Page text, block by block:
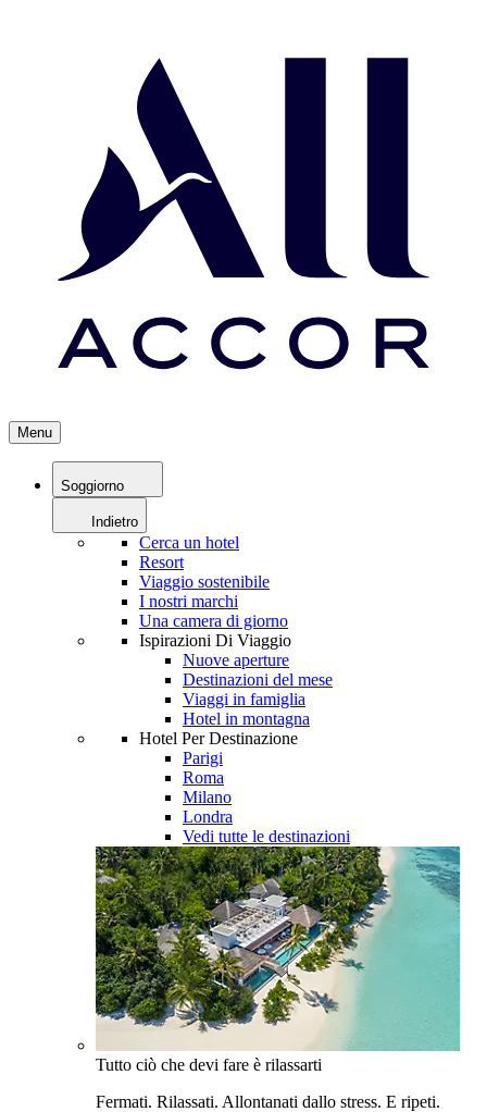
Menu
Soggiorno
Indietro
Cerca un hotel
Resort
Viaggio sostenibile
I nostri marchi
Una camera di giorno
Ispirazioni Di Viaggio
Nuove aperture
Destinazioni del mese
Viaggi in famiglia
Hotel in montagna
Hotel Per Destinazione
Parigi
Roma
Milano
Londra
Vedi tutte le destinazioni
Tutto ciò che devi fare è rilassarti
Fermati. Rilassati. Allontanati dallo stress. E ripeti.